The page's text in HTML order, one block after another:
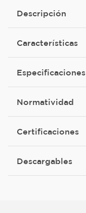
Descripción
Características
Especificaciones
Normatividad
Certificaciones
Descargables